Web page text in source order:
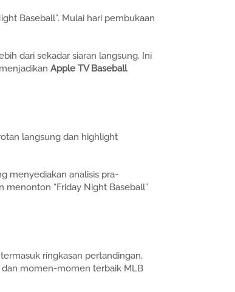
Baseball”. Mulai hari pembukaan
dari sekadar siaran langsung. Ini
Apple TV Baseball
langsung dan highlight
menyediakan analisis pra-
menonton “Friday Night Baseball”
ringkasan pertandingan,
dan momen-momen terbaik MLB